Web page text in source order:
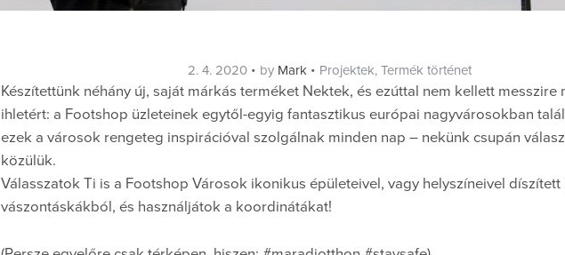
Posted
on
2. 4. 2020 by Mark Categories
Projektek, Termék történet
Készítettünk néhány új, saját márkás terméket Nektek, és ezúttal nem kellett messzire
ihletért: a Footshop üzleteinek egytől-egyig fantasztikus európai nagyvárosokban
ezek a városok rengeteg inspirációval szolgálnak minden nap – nekünk csupán
közülük.
Válasszatok Ti is a Footshop Városok ikonikus épületeivel, vagy helyszíneivel
vászontáskákból, és használjátok a koordinátákat!